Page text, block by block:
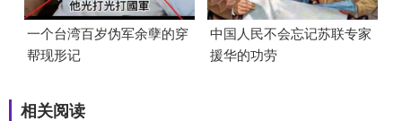
一个台湾百岁伪军余孽的穿
帮现形记
中国人民不会忘记苏联专家
援华的功劳
相关阅读